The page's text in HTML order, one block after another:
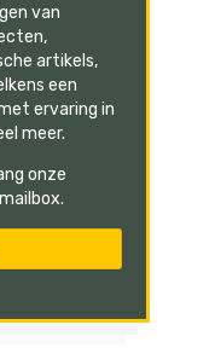
van
artikels,
een
ervaring in
meer.
onze